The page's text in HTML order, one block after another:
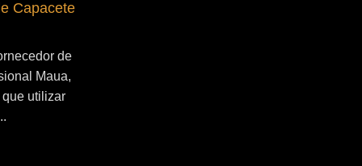
Capacete
de
Maua,
utilizar